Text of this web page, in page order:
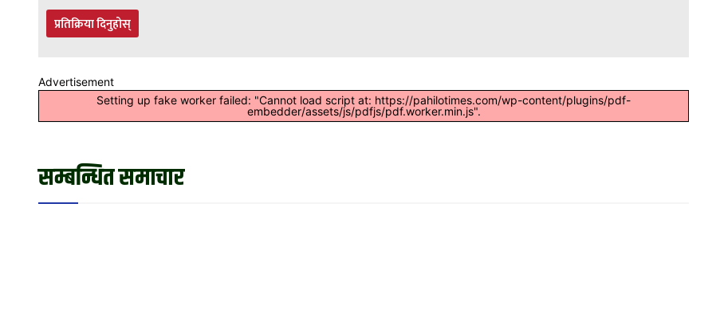
प्रतिक्रिया दिनुहोस्
Advertisement
Setting up fake worker failed: "Cannot load script at: https://pahilotimes.com/wp-content/plugins/pdf-
embedder/assets/js/pdfjs/pdf.worker.min.js".
सम्बन्धित समाचार